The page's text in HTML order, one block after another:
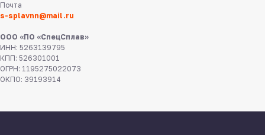
Почта
s-splavnn@mail.ru
ООО «ПО «СпецСплав»
ИНН: 5263139795
КПП: 526301001
ОГРН: 1195275022073
ОКПО: 39193914
Нижний Новгород,
ул Федосеенко, 57
s-splavnn@mail.ru
Калькуляторы
Доставка